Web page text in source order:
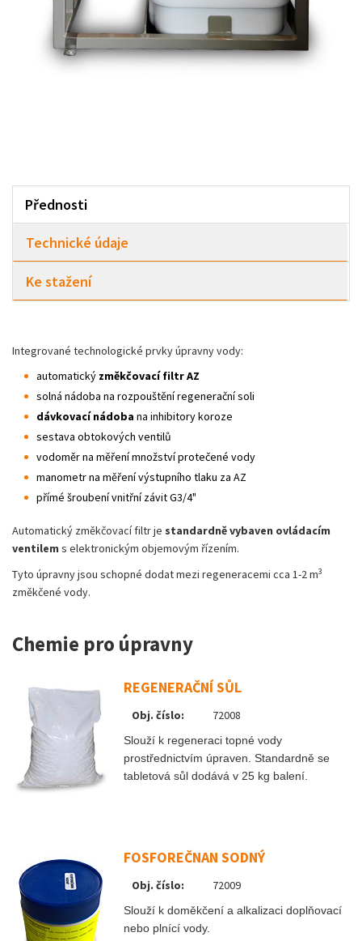
Přednosti
Technické údaje
Ke stažení
Integrované technologické prvky úpravny vody:
automatický změkčovací filtr AZ
solná nádoba na rozpouštění regenerační soli
dávkovací nádoba na inhibitory koroze
sestava obtokových ventilů
vodoměr na měření množství protečené vody
manometr na měření výstupního tlaku za AZ
přímé šroubení vnitřní závit G3/4"
Automatický změkčovací filtr je standardně vybaven ovládacím
ventilem s elektronickým objemovým řízením.
Tyto úpravny jsou schopné dodat mezi regeneracemi cca 1-2 m3
změkčené vody.
Chemie pro úpravny
REGENERAČNÍ SŮL
Obj. číslo: 72008
Slouží k regeneraci topné vody
prostřednictvím úpraven. Standardně se
tabletová sůl dodává v 25 kg balení.
FOSFOREČNAN SODNÝ
Obj. číslo: 72009
Slouží k doměkčení a alkalizaci doplňovací
nebo plnící vody.